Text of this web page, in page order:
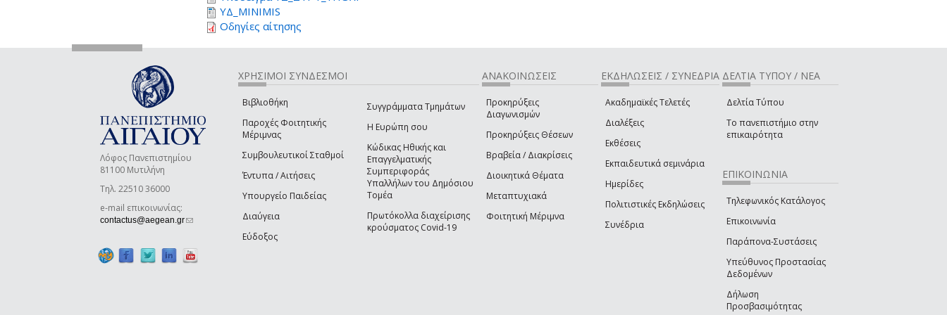
ΥΔ_MINIMIS
Οδηγίες αίτησης
Λόφος Πανεπιστημίου
81100 Μυτιλήνη
Τηλ. 22510 36000
e-mail επικοινωνίας:
contactus@aegean.gr(link sends e-mail)
ΧΡΗΣΙΜΟΙ ΣΥΝΔΕΣΜΟΙ
Βιβλιοθήκη
Παροχές Φοιτητικής
Μέριμνας
Συμβουλευτικοί Σταθμοί
Έντυπα / Αιτήσεις
Υπουργείο Παιδείας
Διαύγεια
Εύδοξος
Συγγράμματα Τμημάτων
Η Ευρώπη σου
Κώδικας Ηθικής και
Επαγγελματικής
Συμπεριφοράς
Υπαλλήλων του Δημόσιου
Τομέα
Πρωτόκολλα διαχείρισης
κρούσματος Covid-19
ΑΝΑΚΟΙΝΩΣΕΙΣ
Προκηρύξεις
Διαγωνισμών
Προκηρύξεις Θέσεων
Βραβεία / Διακρίσεις
Διοικητικά Θέματα
Μεταπτυχιακά
Φοιτητική Μέριμνα
ΕΚΔΗΛΩΣΕΙΣ / ΣΥΝΕΔΡΙΑ
Ακαδημαϊκές Τελετές
Διαλέξεις
Εκθέσεις
Εκπαιδευτικά σεμινάρια
Ημερίδες
Πολιτιστικές Εκδηλώσεις
Συνέδρια
ΔΕΛΤΙΑ ΤΥΠΟΥ / ΝΕΑ
Δελτία Τύπου
Το πανεπιστήμιο στην
επικαιρότητα
ΕΠΙΚΟΙΝΩΝΙΑ
Τηλεφωνικός Κατάλογος
Επικοινωνία
Παράπονα-Συστάσεις
Υπεύθυνος Προστασίας
Δεδομένων
Δήλωση
Προσβασιμότητας